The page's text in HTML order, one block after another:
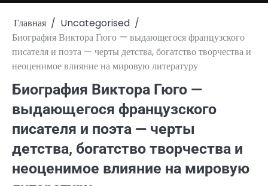
Главная
Uncategorised
Биография Виктора Гюго — выдающегося французского
писателя и поэта — черты детства, богатство творчества и
неоценимое влияние на мировую литературу
Биография Виктора Гюго —
выдающегося французского
писателя и поэта — черты
детства, богатство творчества и
неоценимое влияние на мировую